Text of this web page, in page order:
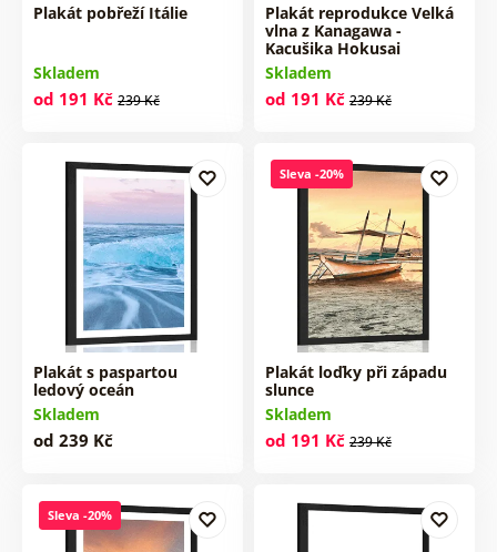
Plakát pobřeží Itálie
Skladem
od 191 Kč 239 Kč
Plakát reprodukce Velká
vlna z Kanagawa -
Kacušika Hokusai
Skladem
od 191 Kč 239 Kč
Plakát s paspartou
ledový oceán
Skladem
od 239 Kč
Sleva -20%
Plakát loďky při západu
slunce
Skladem
od 191 Kč 239 Kč
Sleva -20%